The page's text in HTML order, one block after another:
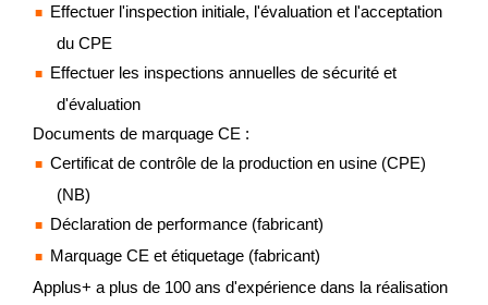
Effectuer l'inspection initiale, l'évaluation et l'acceptation
du CPE
Effectuer les inspections annuelles de sécurité et
d'évaluation
Documents de marquage CE :
Certificat de contrôle de la production en usine (CPE)
(NB)
Déclaration de performance (fabricant)
Marquage CE et étiquetage (fabricant)
Applus+ a plus de 100 ans d'expérience dans la réalisation